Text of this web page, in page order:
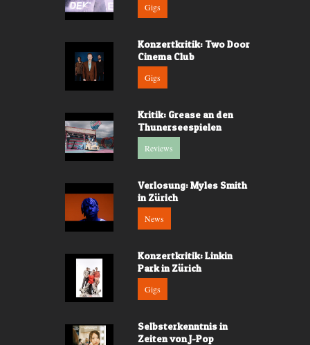
Gigs
Konzertkritik: Two Door
Cinema Club
Gigs
Kritik: Grease an den
Thunerseespielen
Reviews
Verlosung: Myles Smith
in Zürich
News
Konzertkritik: Linkin
Park in Zürich
Gigs
Selbsterkenntnis in
Zeiten von J-Pop